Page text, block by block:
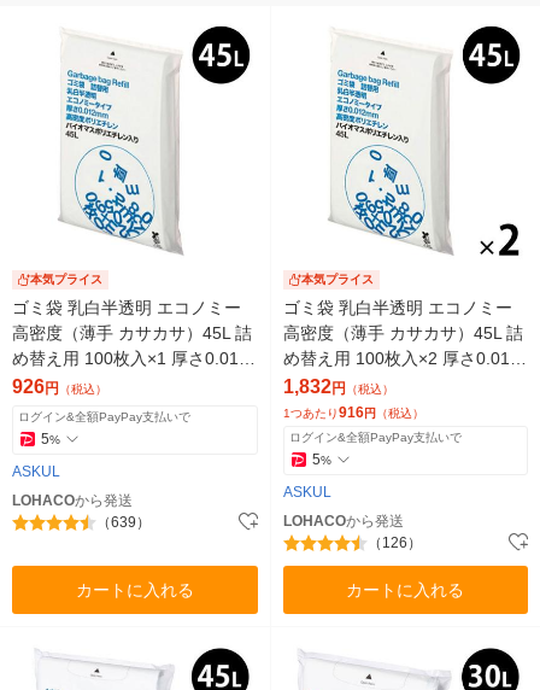
本気プライス
ゴミ袋 乳白半透明 エコノミー
高密度（薄手 カサカサ）45L 詰
め替え用 100枚入×1 厚さ0.012
mm アスクル（イチオシ） オリ
ジナル
926円 （税込）
ログイン&全額PayPay支払いで
5%
ASKUL
LOHACOから発送
（639）
カートに入れる
本気プライス
ゴミ袋 乳白半透明 エコノミー
高密度（薄手 カサカサ）45L 詰
め替え用 100枚入×2 厚さ0.012
mm アスクル（イチオシ） オリ
ジナル
1,832円 （税込）
1つあたり916円 （税込）
ログイン&全額PayPay支払いで
5%
ASKUL
LOHACOから発送
（126）
カートに入れる